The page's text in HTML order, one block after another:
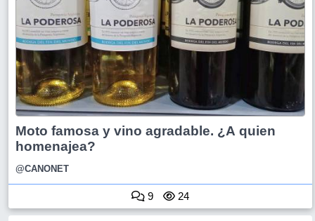
Moto famosa y vino agradable. ¿A quien
homenajea?
@CANONET
9 24